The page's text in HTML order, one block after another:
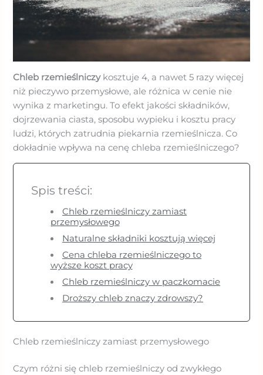
Chleb rzemieślniczykosztuje 4, a nawet 5 razy więcej
niż pieczywo przemysłowe, ale różnica w cenie nie
wynika z marketingu. To efekt jakości składników,
dojrzewania ciasta, sposobu wypieku i kosztu pracy
ludzi, których zatrudnia piekarnia rzemieślnicza. Co
dokładnie wpływa na cenę chleba rzemieślniczego?
Spis treści:
Chleb rzemieślniczy zamiast
przemysłowego
Naturalne składniki kosztują więcej
Cena chleba rzemieślniczego to
wyższe koszt pracy
Chleb rzemieślniczy w paczkomacie
Droższy chleb znaczy zdrowszy?
Chleb rzemieślniczy zamiast przemysłowego
Czym różni się chleb rzemieślniczy od zwykłego